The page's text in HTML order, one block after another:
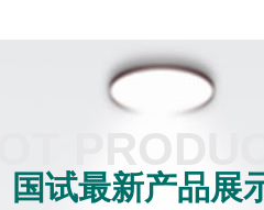
国试最新产品展